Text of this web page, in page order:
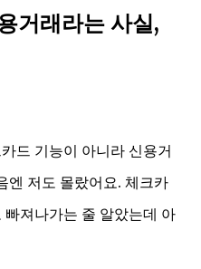
거래라는 사실,
드 기능이 아니라 신용거
엔 저도 몰랐어요. 체크카
져나가는 줄 알았는데 아